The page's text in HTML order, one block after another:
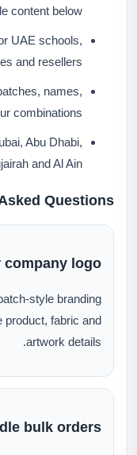
content below.
UAE schools,
and resellers.
names,
combinations.
Abu Dhabi,
and Al Ain.
Questions
logo?
style branding
product, fabric and
artwork details.
bulk orders?